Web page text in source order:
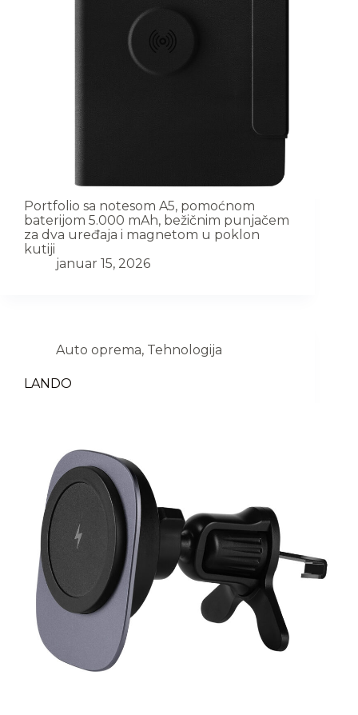
Portfolio sa notesom A5, pomoćnom
baterijom 5.000 mAh, bežičnim punjačem
za dva uređaja i magnetom u poklon
kutiji
januar 15, 2026
Auto oprema, Tehnologija
LANDO